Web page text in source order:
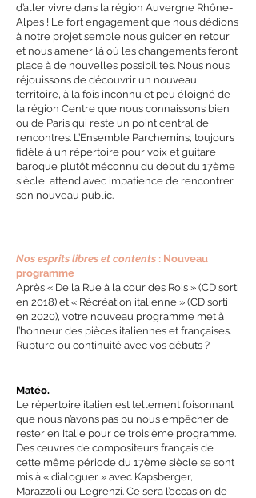
d’aller vivre dans la région Auvergne Rhône-
Alpes ! Le fort engagement que nous dédions
à notre projet semble nous guider en retour
et nous amener là où les changements feront
place à de nouvelles possibilités. Nous nous
réjouissons de découvrir un nouveau
territoire, à la fois inconnu et peu éloigné de
la région Centre que nous connaissons bien
ou de Paris qui reste un point central de
rencontres. L’Ensemble Parchemins, toujours
fidèle à un répertoire pour voix et guitare
baroque plutôt méconnu du début du 17ème
siècle, attend avec impatience de rencontrer
son nouveau public.
Nos esprits libres et contents : Nouveau
programme
Après « De la Rue à la cour des Rois » (CD sorti
en 2018) et « Récréation italienne » (CD sorti
en 2020), votre nouveau programme met à
l’honneur des pièces italiennes et françaises.
Rupture ou continuité avec vos débuts ?
Matéo.
Le répertoire italien est tellement foisonnant
que nous n’avons pas pu nous empêcher de
rester en Italie pour ce troisième programme.
Des œuvres de compositeurs français de
cette même période du 17ème siècle se sont
mis à « dialoguer » avec Kapsberger,
Marazzoli ou Legrenzi. Ce sera l’occasion de